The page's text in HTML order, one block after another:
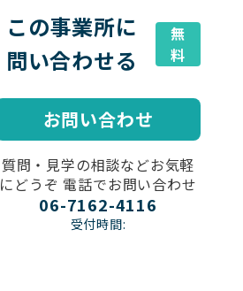
この事業所に
問い合わせる
無
料
お問い合わせ
質問・見学の相談などお気軽
にどうぞ 電話でお問い合わせ
06-7162-4116
受付時間: